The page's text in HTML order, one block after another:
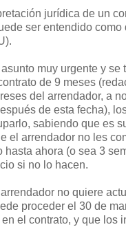
jurídica de un
ser entendido
muy urgente y
de 9 meses
del arrendador, a
de esta fecha),
sabiendo que es
el arrendador no les
hasta ahora (o sea 3
si no lo hacen.
no quiere
proceder el 30 de
el contrato, y que los